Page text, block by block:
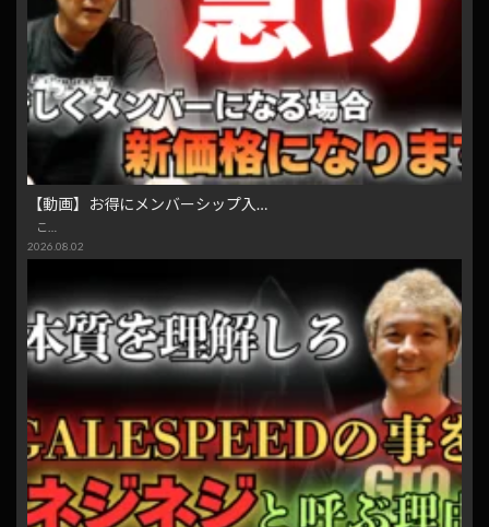
【動画】お得にメンバーシップ入…
こ…
2026.08.02